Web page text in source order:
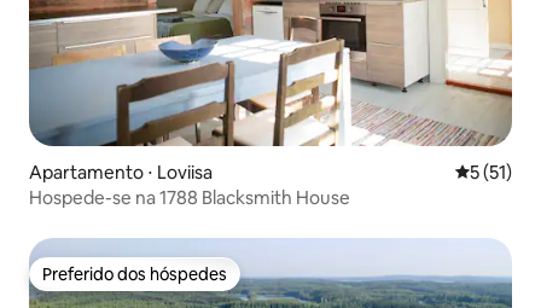
Apartamento ⋅ Loviisa 5 de uma
5 (51)
Hospede-se na 1788 Blacksmith House
Preferido dos hóspedes
Preferido dos hóspedes